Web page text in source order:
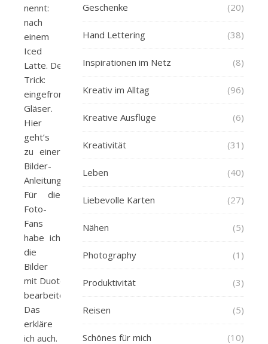
nennt:
nach
einem
Iced
Latte. Der
Trick:
eingefrorene
Gläser.
Hier
geht’s
zu einer
Bilder-
Anleitung.
Für die
Foto-
Fans
habe ich
die
Bilder
mit Duotoning
bearbeitet.
Das
erkläre
ich auch.
Geschenke (20)
Hand Lettering (38)
Inspirationen im Netz (8)
Kreativ im Alltag (96)
Kreative Ausflüge (6)
Kreativität (31)
Leben (40)
Liebevolle Karten (27)
Nähen (5)
Photography (1)
Produktivität (3)
Reisen (5)
Schönes für mich (10)